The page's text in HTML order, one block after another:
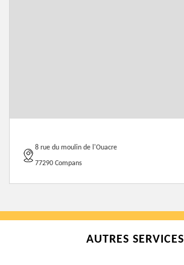
8 rue du moulin de l'Ouacre
77290 Compans
AUTRES SERVICES